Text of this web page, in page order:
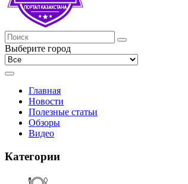
Выберите город
Главная
Новости
Полезные статьи
Обзоры
Видео
Категории